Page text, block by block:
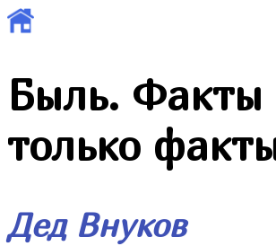
Быль. Факты
только
Дед Внуков